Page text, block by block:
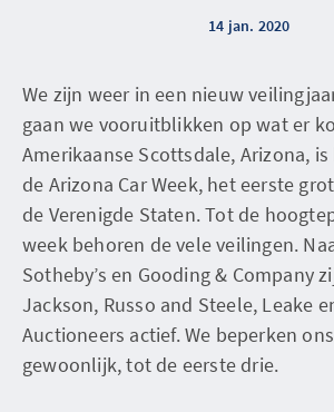
14 jan. 2020
We zijn weer in een nieuw
gaan we vooruitblikken op wat er
Amerikaanse Scottsdale, Arizona,
de Arizona Car Week, het eerste
de Verenigde Staten. Tot de
week behoren de vele veilingen.
Sotheby’s en Gooding & Company
Jackson, Russo and Steele, Leake
Auctioneers actief. We beperken
gewoonlijk, tot de eerste drie.